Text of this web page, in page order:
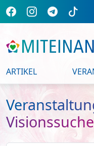
ARTIKEL
Visionssuche